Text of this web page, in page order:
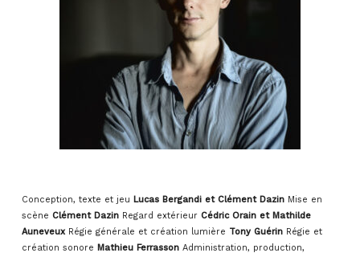
Conception, texte et jeu Lucas Bergandi et Clément Dazin Mise en
scène Clément DazinRegard extérieur Cédric Orain et Mathilde
Auneveux Régie générale et création lumière Tony GuérinRégie et
création sonore Mathieu Ferrasson Administration, production,